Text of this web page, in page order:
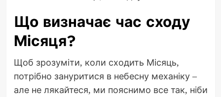
Що визначає час сходу
Місяця?
Щоб зрозуміти, коли сходить Місяць,
потрібно зануритися в небесну механіку –
але не лякайтеся, ми пояснимо все так, ніби